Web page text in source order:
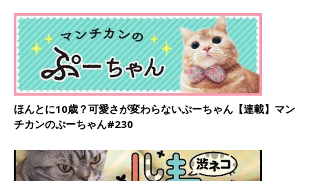
ほんとに10歳？可愛さが変わらないぷーちゃん【連載】マン
チカンのぷーちゃん#230